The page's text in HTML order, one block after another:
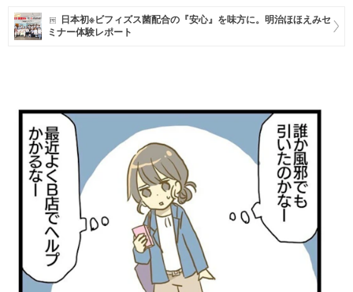
マネー
日本初※ビフィズス菌配合の『安心』を味方に。明治ほほえみセ
ミナー体験レポート